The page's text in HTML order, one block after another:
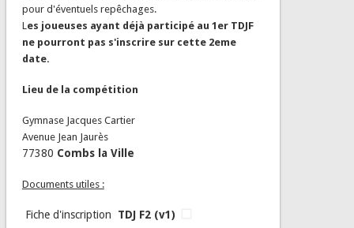
pour d'éventuels repêchages.
Les joueuses ayant déjà participé au 1er TDJF
ne pourront pas s'inscrire sur cette 2eme
date.
Lieu de la compétition
Gymnase Jacques Cartier
Avenue Jean Jaurès
77380 Combs la Ville
Documents utiles :
Fiche d'inscription TDJ F2 (v1)